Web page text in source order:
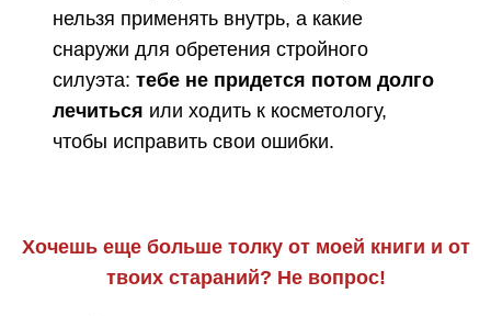
нельзя применять внутрь, а какие
снаружи для обретения стройного
силуэта: тебе не придется потом долго
лечиться или ходить к косметологу,
чтобы исправить свои ошибки.
Хочешь еще больше толку от моей книги и от
твоих стараний? Не вопрос!